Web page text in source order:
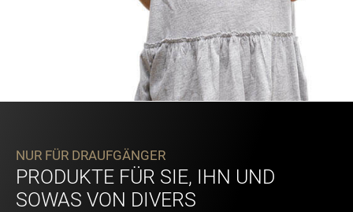
NUR FÜR DRAUFGÄNGER
PRODUKTE FÜR SIE, IHN UND
SOWAS VON DIVERS